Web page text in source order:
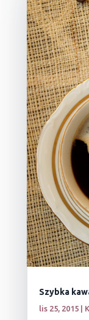
Szybka
lis 25, 2015|